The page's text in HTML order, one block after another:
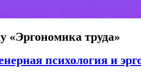
«Эргономика труда»
психология и